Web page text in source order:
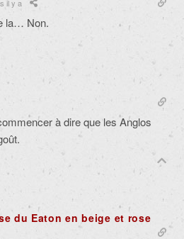
il y a
la… Non.
à dire que les Anglos
du Eaton en beige et rose